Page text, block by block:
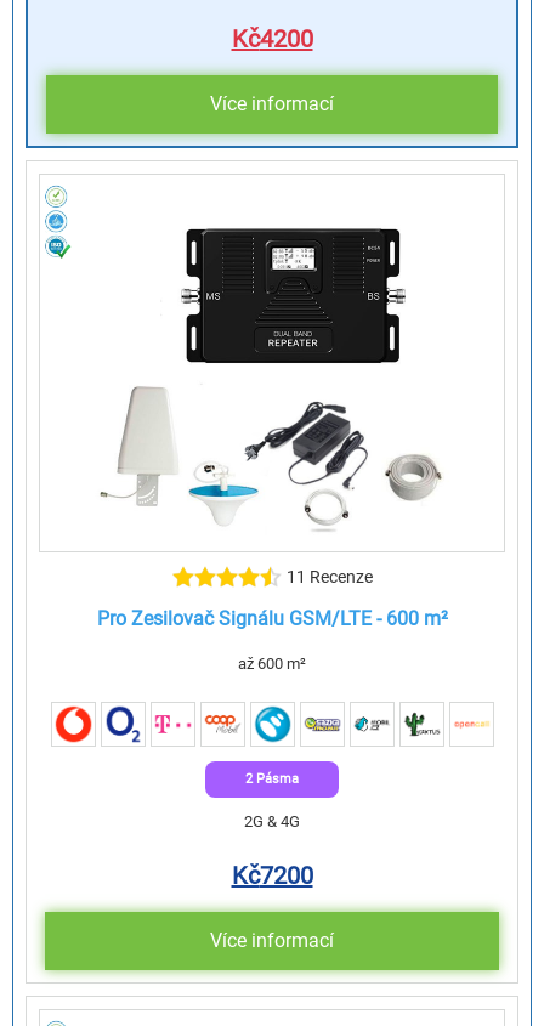
Kč4200
Více informací
11 Recenze
Pro Zesilovač Signálu GSM/LTE - 600 m²
až 600 m²
2 Pásma
2G & 4G
Kč7200
Více informací